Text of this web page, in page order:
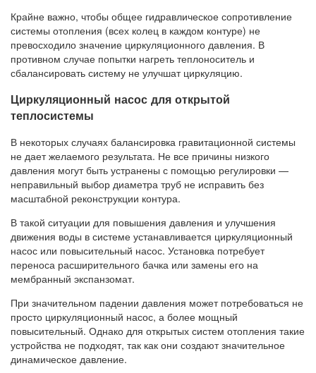
Крайне важно, чтобы общее гидравлическое сопротивление
системы отопления (всех колец в каждом контуре) не
превосходило значение циркуляционного давления. В
противном случае попытки нагреть теплоноситель и
сбалансировать систему не улучшат циркуляцию.
Циркуляционный насос для открытой
теплосистемы
В некоторых случаях балансировка гравитационной системы
не дает желаемого результата. Не все причины низкого
давления могут быть устранены с помощью регулировки —
неправильный выбор диаметра труб не исправить без
масштабной реконструкции контура.
В такой ситуации для повышения давления и улучшения
движения воды в системе устанавливается циркуляционный
насос или повысительный насос. Установка потребует
переноса расширительного бачка или замены его на
мембранный экспанзомат.
При значительном падении давления может потребоваться не
просто циркуляционный насос, а более мощный
повысительный. Однако для открытых систем отопления такие
устройства не подходят, так как они создают значительное
динамическое давление.